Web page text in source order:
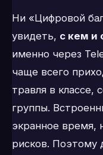
Ни «Цифровой
увидеть, с кем и
именно через
чаще всего
травля в классе,
группы.
экранное время,
рисков. Поэтому